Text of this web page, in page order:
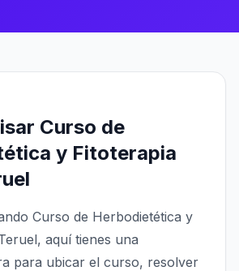
Curso de
y Fitoterapia
Curso de Herbodietética y
aquí tienes una
para ubicar el curso, resolver